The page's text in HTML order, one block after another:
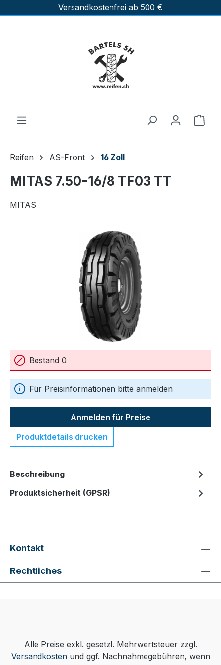
Zum Hauptinhalt springenVersandkostenfrei ab 500 €
Reifen AS-Front 16 Zoll
MITAS 7.50-16/8 TF03 TT
MITAS
Bildergalerie überspringen
Bestand 0
Für Preisinformationen bitte anmelden
Anmelden für Preise
Produktdetails drucken
Beschreibung
Produktsicherheit (GPSR)
Kontakt
Rechtliches
Alle Preise exkl. gesetzl. Mehrwertsteuer zzgl.
Versandkostenund ggf. Nachnahmegebühren, wenn